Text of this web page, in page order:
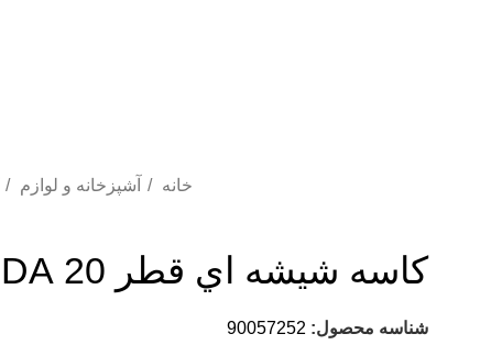
خانه آشپزخانه و لوازم
كاسه شيشه اي قطر 20 BLANDA ايكيا
شناسه محصول: 90057252